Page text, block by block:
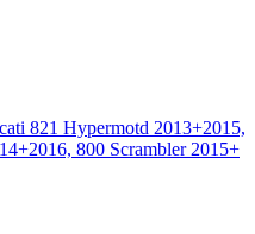
821 Hypermotd 2013+2015,
800 Scrambler 2015+